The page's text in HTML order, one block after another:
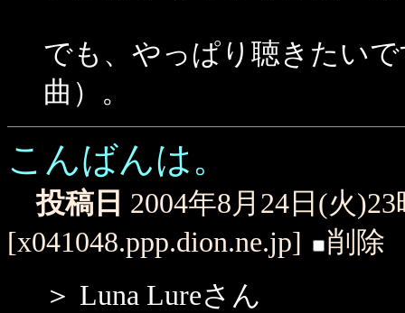
でも、やっぱり聴きたい
曲）。
こんばんは。
投稿日 2004年8月24日(火
[x041048.ppp.dion.ne.jp]
削除
＞ Luna Lureさん